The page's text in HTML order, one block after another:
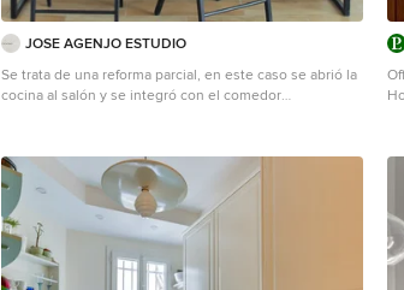
JOSE AGENJO ESTUDIO
Se trata de una reforma parcial, en este caso se abrió la
cocina al salón y se integró con el comedor
que en este ático la terraza es el espacio más usado. La
única solución posible era una mesa a medida, se ideó
con el mismo largo que el ancho de la barra de la isla,
de esta forma conseguimos dar servicio a ocho
comensales pero también podemos ubicarla en forma
de L o anidarla y seguir usándose para un par de
personas.